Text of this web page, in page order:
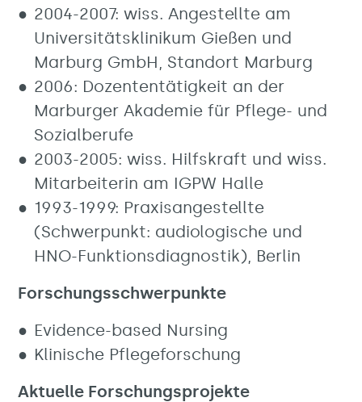
2004-2007: wiss. Angestellte am
Universitätsklinikum Gießen und
Marburg GmbH, Standort Marburg
2006: Dozententätigkeit an der
Marburger Akademie für Pflege- und
Sozialberufe
2003-2005: wiss. Hilfskraft und wiss.
Mitarbeiterin am IGPW Halle
1993-1999: Praxisangestellte
(Schwerpunkt: audiologische und
HNO-Funktionsdiagnostik), Berlin
Forschungsschwerpunkte
Evidence-based Nursing
Klinische Pflegeforschung
Aktuelle Forschungsprojekte